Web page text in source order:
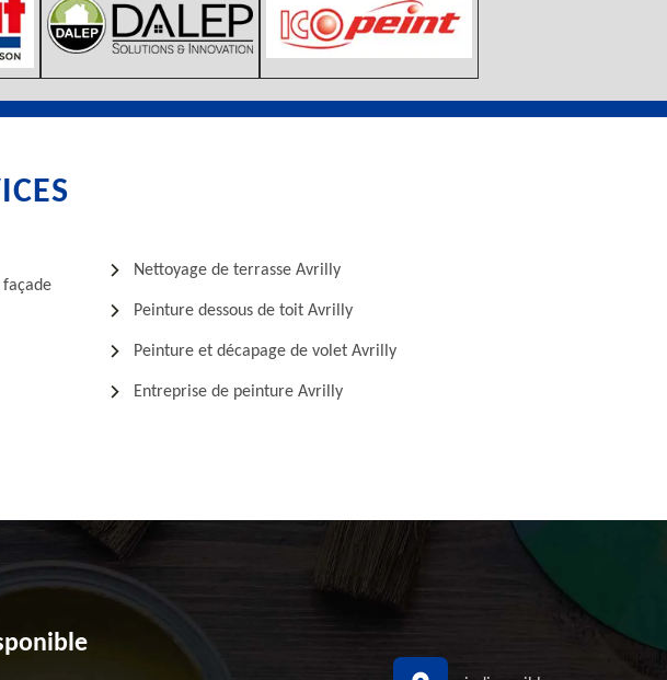
Nettoyage de terrasse Avrilly
Peinture dessous de toit Avrilly
Peinture et décapage de volet Avrilly
Entreprise de peinture Avrilly